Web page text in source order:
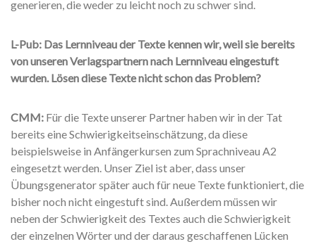
generieren, die weder zu leicht noch zu schwer sind.
L-Pub: Das Lernniveau der Texte kennen wir, weil sie bereits
von unseren Verlagspartnern nach Lernniveau eingestuft
wurden. Lösen diese Texte nicht schon das Problem?
CMM: Für die Texte unserer Partner haben wir in der Tat
bereits eine Schwierigkeitseinschätzung, da diese
beispielsweise in Anfängerkursen zum Sprachniveau A2
eingesetzt werden. Unser Ziel ist aber, dass unser
Übungsgenerator später auch für neue Texte funktioniert, die
bisher noch nicht eingestuft sind. Außerdem müssen wir
neben der Schwierigkeit des Textes auch die Schwierigkeit
der einzelnen Wörter und der daraus geschaffenen Lücken